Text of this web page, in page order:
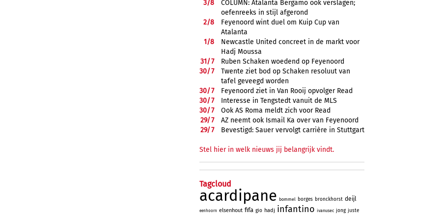
3/8
COLUMN: Atalanta Bergamo ook verslagen;
oefenreeks in stijl afgerond
2/8
Feyenoord wint duel om Kuip Cup van
Atalanta
1/8
Newcastle United concreet in de markt voor
Hadj Moussa
31/7
Ruben Schaken woedend op Feyenoord
30/7
Twente ziet bod op Schaken resoluut van
tafel geveegd worden
30/7
Feyenoord ziet in Van Rooij opvolger Read
30/7
Interesse in Tengstedt vanuit de MLS
30/7
Ook AS Roma meldt zich voor Read
29/7
AZ neemt ook Ismail Ka over van Feyenoord
29/7 Bevestigd: Sauer vervolgt carrière in Stuttgart
Stel hier in welk nieuws jij belangrijk vindt.
Tagcloud
acardipane bommel borges bronckhorst deijl
eenhoorn elsenhout fifa gio hadj infantino ivanusec jong juste